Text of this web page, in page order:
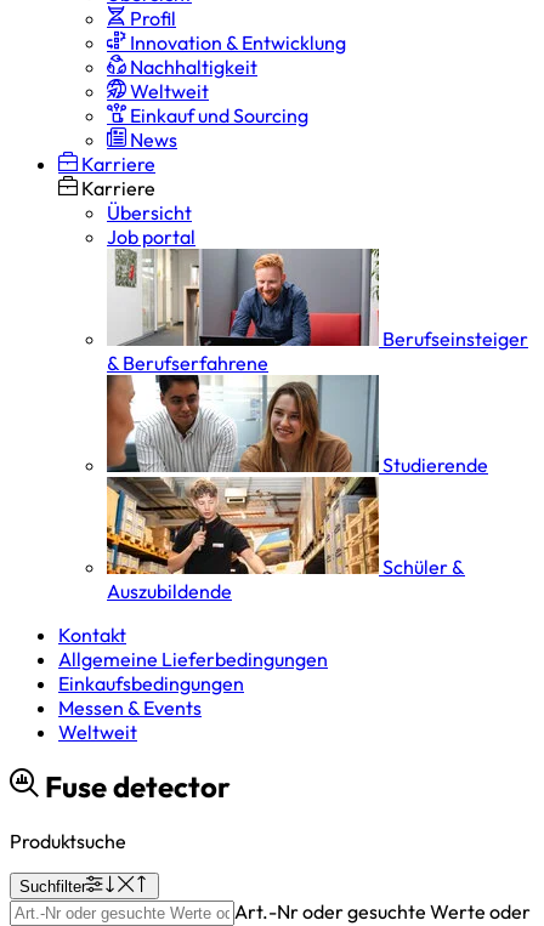
Profil
Innovation & Entwicklung
Nachhaltigkeit
Weltweit
Einkauf und Sourcing
News
Karriere
Karriere
Übersicht
Job portal
Berufseinsteiger
& Berufserfahrene
Studierende
Schüler &
Auszubildende
Kontakt
Allgemeine Lieferbedingungen
Einkaufsbedingungen
Messen & Events
Weltweit
Fuse detector
Produktsuche
Suchfilter
Art.-Nr oder gesuchte Werte oder